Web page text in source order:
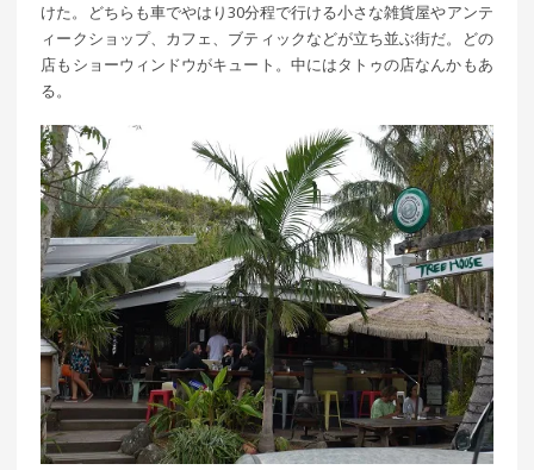
けた。どちらも車でやはり30分程で行ける小さな雑貨屋やアンテ
ィークショップ、カフェ、ブティックなどが立ち並ぶ街だ。どの
店もショーウィンドウがキュート。中にはタトゥの店なんかもあ
る。